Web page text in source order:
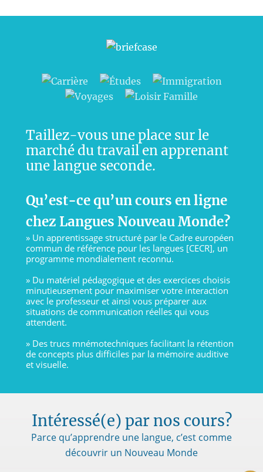
Taillez-vous une place sur le
marché du travail en apprenant
une langue seconde.
Qu’est-ce qu’un cours en ligne
chez Langues Nouveau Monde?
» Un apprentissage structuré par le Cadre européen
commun de référence pour les langues [CECR], un
programme mondialement reconnu.
» Du matériel pédagogique et des exercices choisis
minutieusement pour maximiser votre interaction
avec le professeur et ainsi vous préparer aux
situations de communication réelles qui vous
attendent.
» Des trucs mnémotechniques facilitant la rétention
de concepts plus difficiles par la mémoire auditive
et visuelle.
Intéressé(e) par nos cours?
Parce qu’apprendre une langue, c’est comme
découvrir un Nouveau Monde